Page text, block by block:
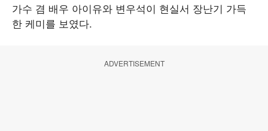
가수 겸 배우 아이유와 변우석이 현실서 장난기 가득
한 케미를 보였다.
ADVERTISEMENT